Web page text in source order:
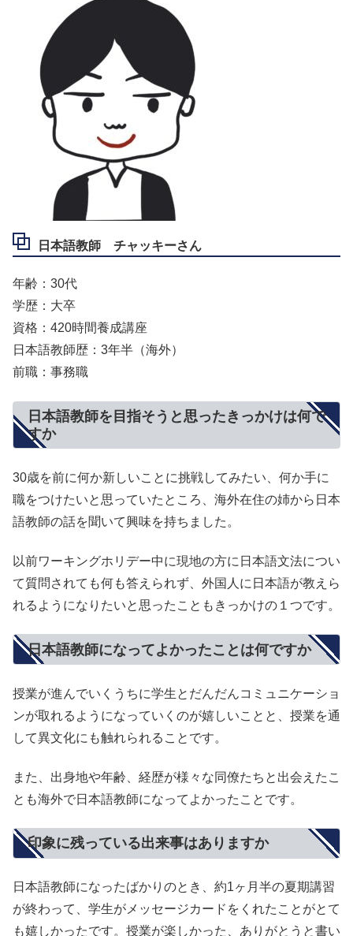
日本語教師 チャッキーさん
年齢：30代
学歴：大卒
資格：420時間養成講座
日本語教師歴：3年半（海外）
前職：事務職
日本語教師を目指そうと思ったきっかけは何で
すか
30歳を前に何か新しいことに挑戦してみたい、何か手に
職をつけたいと思っていたところ、海外在住の姉から日本
語教師の話を聞いて興味を持ちました。
以前ワーキングホリデー中に現地の方に日本語文法につい
て質問されても何も答えられず、外国人に日本語が教えら
れるようになりたいと思ったこともきっかけの１つです。
日本語教師になってよかったことは何ですか
授業が進んでいくうちに学生とだんだんコミュニケーショ
ンが取れるようになっていくのが嬉しいことと、授業を通
して異文化にも触れられることです。
また、出身地や年齢、経歴が様々な同僚たちと出会えたこ
とも海外で日本語教師になってよかったことです。
印象に残っている出来事はありますか
日本語教師になったばかりのとき、約1ヶ月半の夏期講習
が終わって、学生がメッセージカードをくれたことがとて
も嬉しかったです。授業が楽しかった、ありがとうと書い